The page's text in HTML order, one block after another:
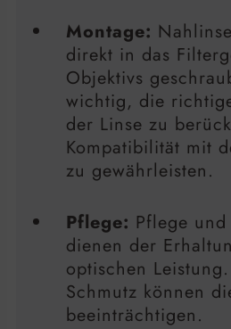
Montage:
direkt in das
Objektivs
wichtig, die
der Linse zu
Kompatibilität mit
zu gewährleisten.
Pflege: Pflege
dienen der
optischen
Schmutz können
beeinträchtigen.